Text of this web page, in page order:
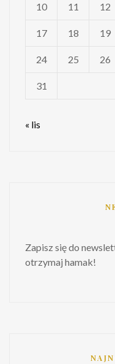
10 11 12
17 18 19
24 25 26
31
« lis
Zapisz się do
otrzymaj hamak!